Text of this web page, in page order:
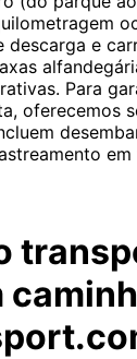
descarga e
Para
oferecemos
em